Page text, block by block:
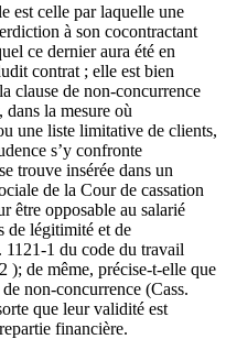
est celle par laquelle une
à son cocontractant
ce dernier aura été en
contrat ; elle est bien
clause de non-concurrence
la mesure où
une liste limitative de clients,
s’y confronte
trouve insérée dans un
de la Cour de cassation
être opposable au salarié
de légitimité et de
1 du code du travail
); de même, précise-t-elle que
non-concurrence (Cass.
que leur validité est
financière.